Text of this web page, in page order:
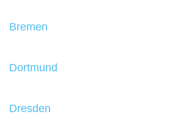
Bremen
Dortmund
Dresden